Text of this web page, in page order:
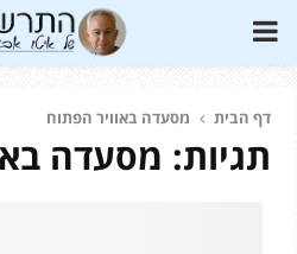
PRIMARY
דף הבית מסעדה באוויר הפתוח
תגיות: מסעדה